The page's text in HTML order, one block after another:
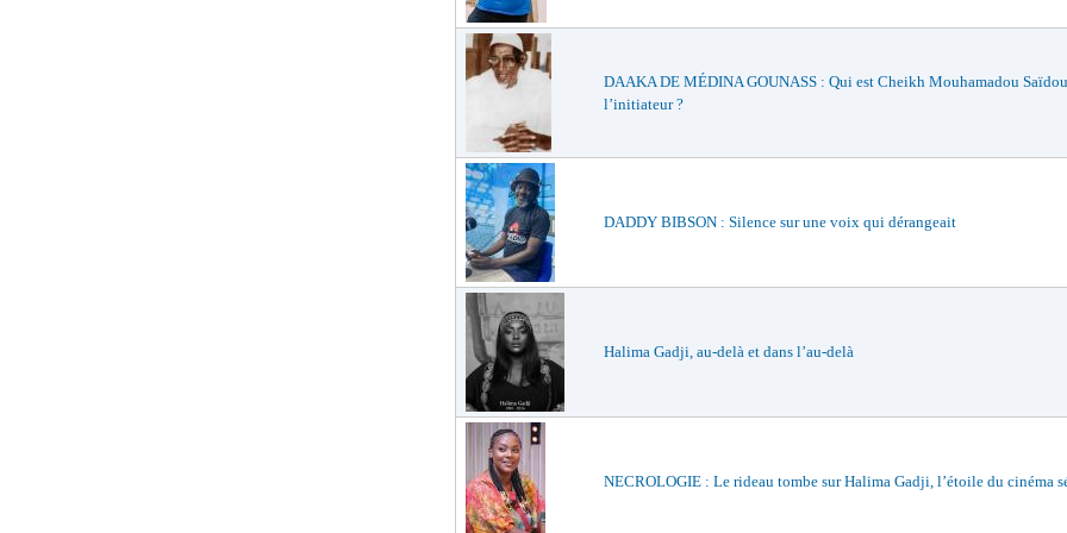
DAAKA DE MÉDINA GOUNASS : Qui est Cheikh Mouhamadou
l’initiateur ?
DADDY BIBSON : Silence sur une voix qui dérangeait
Halima Gadji, au-delà et dans l’au-delà
NECROLOGIE : Le rideau tombe sur Halima Gadji, l’étoile du cinéma